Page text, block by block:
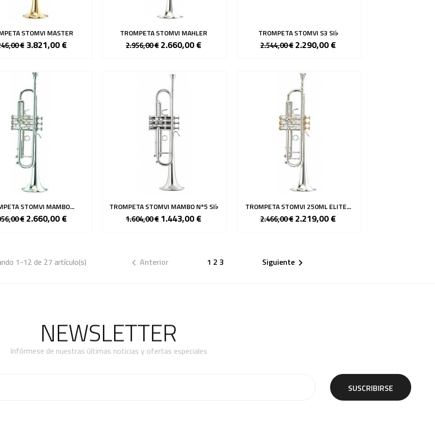
STOMVI MASTER
€ 3.821,00 €
TROMPETA STOMVI MAHLER
2.956,00 € 2.660,00 €
TROMPETA STOMVI S3 SI♭
2.544,00 € 2.290,00 €
STOMVI MAMBO...
€ 2.660,00 €
TROMPETA STOMVI MAMBO Nº5 SI♭
1.604,00 € 1.443,00 €
TROMPETA STOMVI 250ML ELITE...
2.466,00 € 2.219,00 €
1-12 de 27 artículo(s)  Anterior 1 23 Siguiente 
NEWSLETTER
Infórmese de nuestras últimas noticias y ofertas especiales